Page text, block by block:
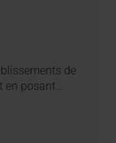
de
posant…